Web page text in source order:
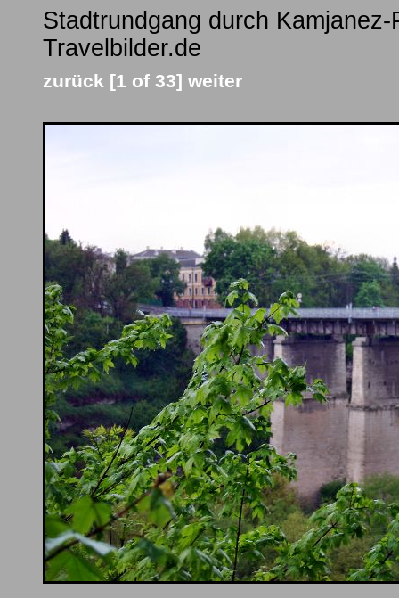
Stadtrundgang durch
Travelbilder.de
zurück [1 of 33] weiter